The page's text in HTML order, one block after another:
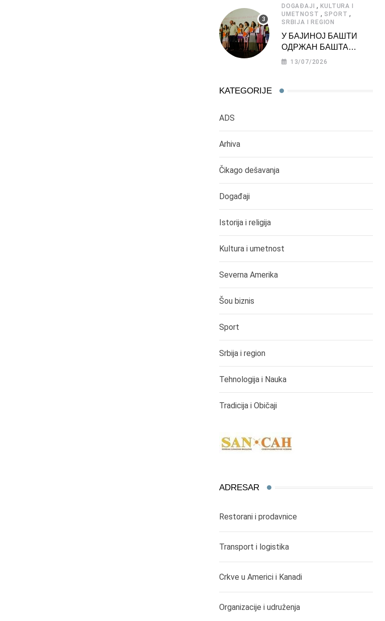
DOGAĐAJI ,KULTURA I
UMETNOST , SPORT ,
SRBIJA I REGION
У БАЈИНОЈ БАШТИ
ОДРЖАН БАШТА
ФЕСТ 2026
13/07/2026
KATEGORIJE
ADS
Arhiva
Čikago dešavanja
Događaji
Istorija i religija
Kultura i umetnost
Severna Amerika
Šou biznis
Sport
Srbija i region
Tehnologija i Nauka
Tradicija i Običaji
ADRESAR
Restorani i prodavnice
Transport i logistika
Crkve u Americi i Kanadi
Organizacije i udruženja